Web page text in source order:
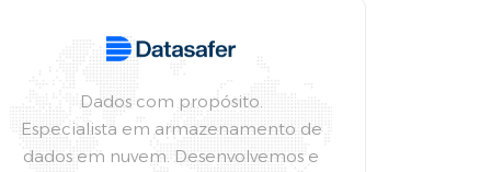
Dados com propósito.
Especialista em armazenamento de
dados em nuvem. Desenvolvemos e